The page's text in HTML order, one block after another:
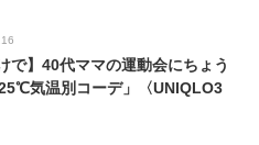
で】40代ママの運動会にちょう
気温別コーデ」〈UNIQLO3